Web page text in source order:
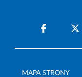
MAPA STRONY